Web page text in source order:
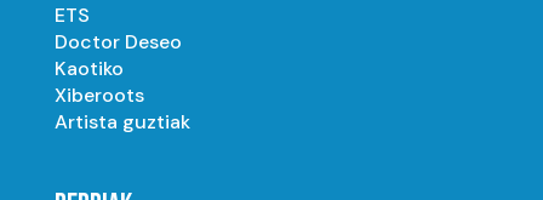
ETS
Doctor Deseo
Kaotiko
Xiberoots
Artista guztiak